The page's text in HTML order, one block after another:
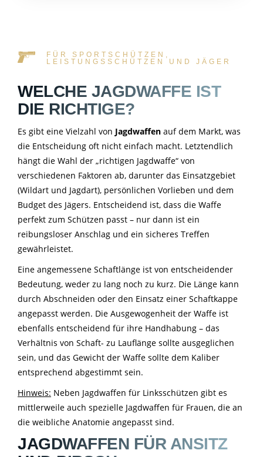
FÜR SPORTSCHÜTZEN,
LEISTUNGSSCHÜTZEN UND JÄGER
WELCHE JAGDWAFFE IST
DIE RICHTIGE?
Es gibt eine Vielzahl von Jagdwaffen auf dem Markt, was
die Entscheidung oft nicht einfach macht. Letztendlich
hängt die Wahl der „richtigen Jagdwaffe“ von
verschiedenen Faktoren ab, darunter das Einsatzgebiet
(Wildart und Jagdart), persönlichen Vorlieben und dem
Budget des Jägers. Entscheidend ist, dass die Waffe
perfekt zum Schützen passt – nur dann ist ein
reibungsloser Anschlag und ein sicheres Treffen
gewährleistet.
Eine angemessene Schaftlänge ist von entscheidender
Bedeutung, weder zu lang noch zu kurz. Die Länge kann
durch Abschneiden oder den Einsatz einer Schaftkappe
angepasst werden. Die Ausgewogenheit der Waffe ist
ebenfalls entscheidend für ihre Handhabung – das
Verhältnis von Schaft- zu Lauflänge sollte ausgeglichen
sein, und das Gewicht der Waffe sollte dem Kaliber
entsprechend abgestimmt sein.
Hinweis: Neben Jagdwaffen für Linksschützen gibt es
mittlerweile auch spezielle Jagdwaffen für Frauen, die an
die weibliche Anatomie angepasst sind.
JAGDWAFFEN FÜR ANSITZ